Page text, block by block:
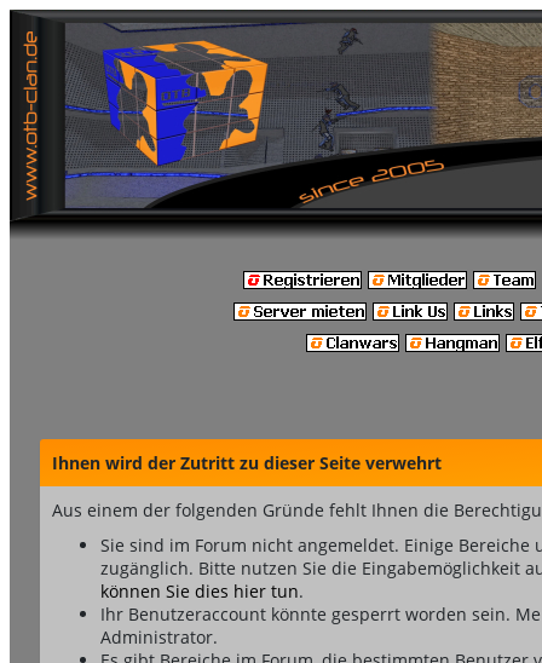
Ihnen wird der Zutritt zu dieser Seite verwehrt
Aus einem der folgenden Gründe fehlt Ihnen die
Sie sind im Forum nicht angemeldet. Einige
zugänglich. Bitte nutzen Sie die Eingabemöglichkeit
können Sie dies hier tun.
Ihr Benutzeraccount könnte gesperrt worden sein.
Administrator.